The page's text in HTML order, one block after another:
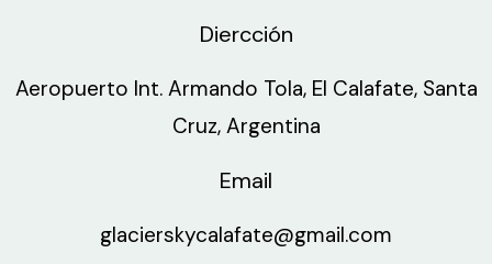
Diercción
Aeropuerto Int. Armando Tola, El Calafate, Santa
Cruz, Argentina
Email
glacierskycalafate@gmail.com